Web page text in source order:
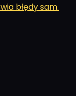
błędy sam.